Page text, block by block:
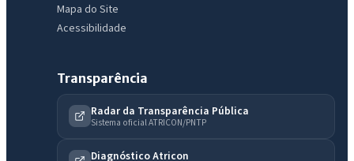
Mapa do Site
Acessibilidade
Transparência
Radar da Transparência Pública
Sistema oficial ATRICON/PNTP
Diagnóstico Atricon